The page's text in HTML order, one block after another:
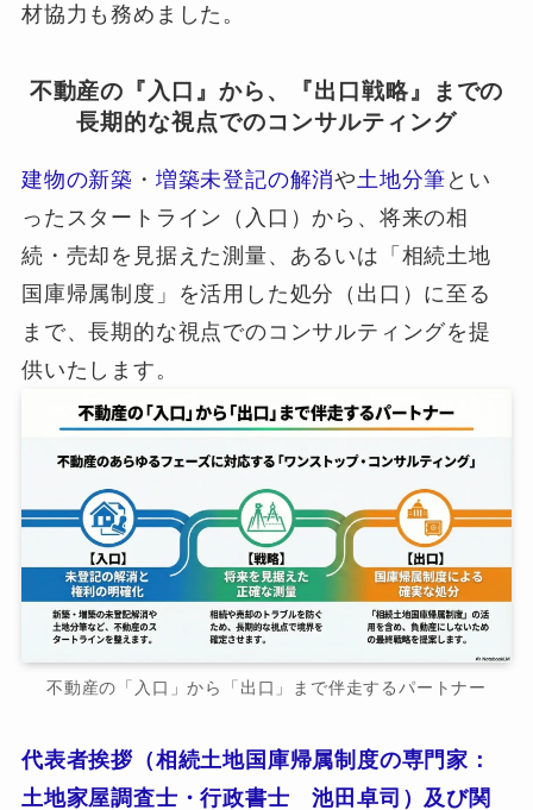
材協力も務めました。
不動産の『入口』から、『出口戦略』までの
長期的な視点でのコンサルティング
建物の新築 ・ 増築未登記の解消や 土地分筆 とい
ったスタートライン（入口）から、将来の相
続・売却を見据えた測量、あるいは「相続土地
国庫帰属制度」を活用した処分（出口）に至る
まで、長期的な視点でのコンサルティングを提
供いたします。
不動産の「入口」から「出口」まで伴走するパートナー
代表者挨拶（相続土地国庫帰属制度の専門家：
土地家屋調査士・行政書士 池田卓司）及び関